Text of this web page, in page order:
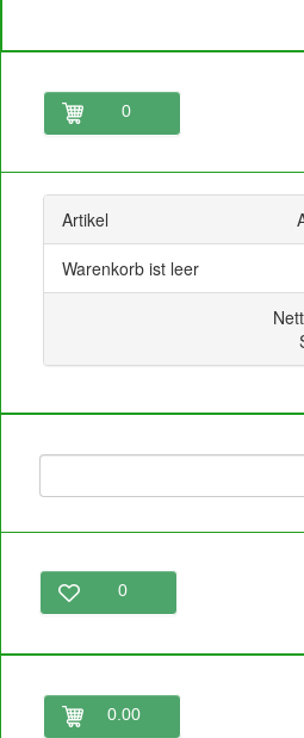
0
0
0.00